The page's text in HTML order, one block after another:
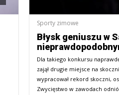
Sporty zimowe
Błysk geniuszu w
Dla takiego konkursu
zajął drugie miejsce na
wypracował rekord skoczni,
Zwycięstwo w zawodach